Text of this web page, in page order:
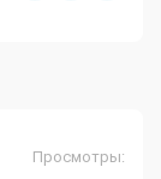
Просмотры: